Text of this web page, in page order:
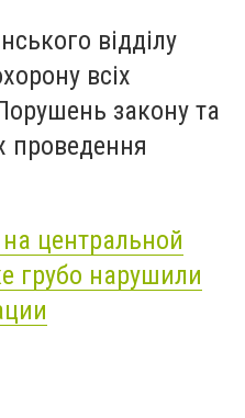
відділу
всіх
закону та
проведення
центральной
грубо нарушили